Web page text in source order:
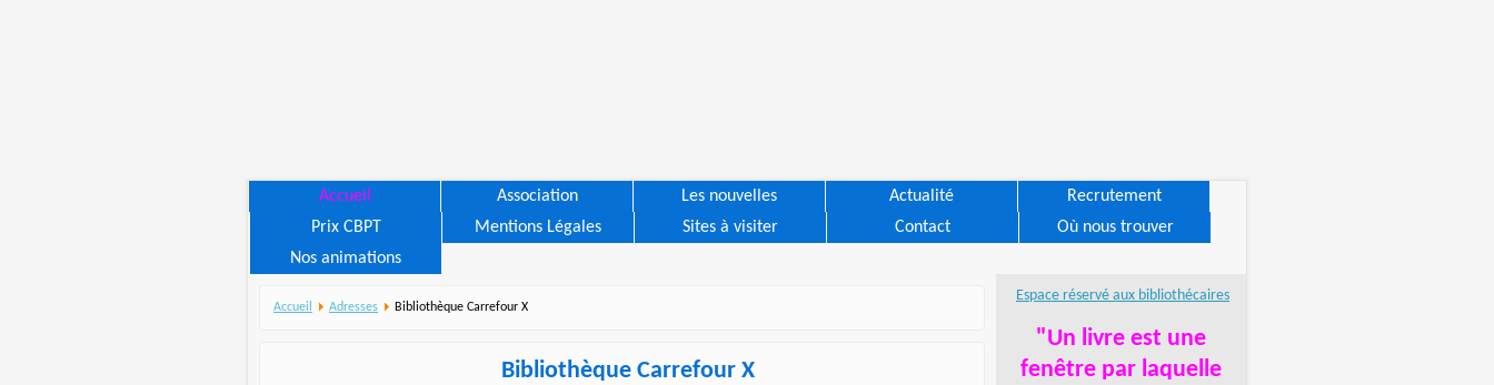
Accueil Association Les nouvelles Actualité
Recrutement
Prix CBPT
Mentions Légales Sites à visiter Contact
Où nous trouver
Nos animations
Accueil Adresses Bibliothèque Carrefour X
Bibliothèque Carrefour X
Espace réservé aux bibliothécaires
"Un livre est une
fenêtre par laquelle